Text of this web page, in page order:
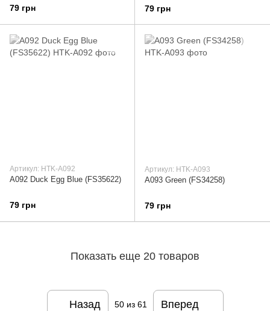
79 грн 79 грн
Артикул: HTK-A092
A092 Duck Egg Blue (FS35622)
79 грн
Артикул: HTK-A093
A093 Green (FS34258)
79 грн
Показать еще 20 товаров
Назад 50из 61 Вперед